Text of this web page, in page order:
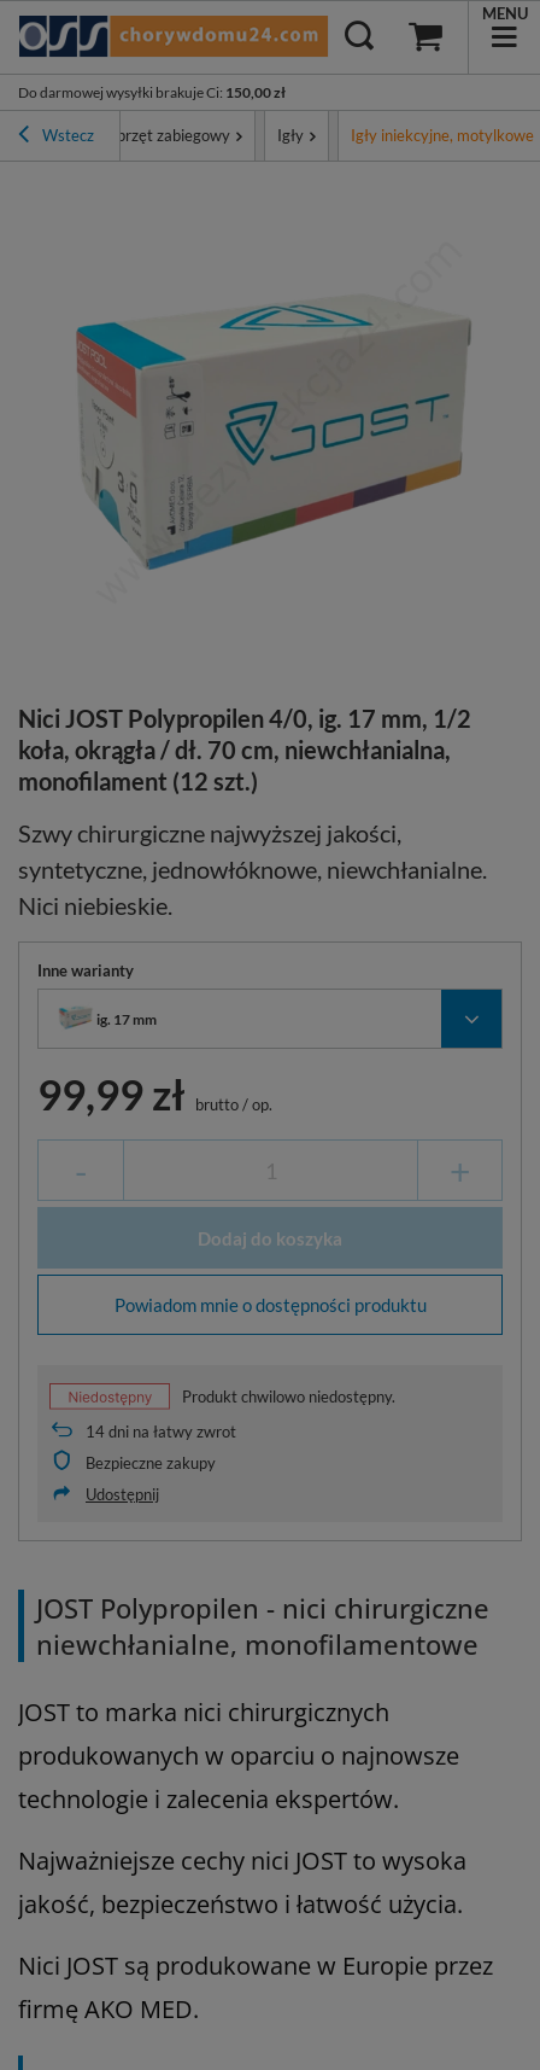
Do darmowej wysyłki brakuje Ci: 150,00 zł
MENU
Wstecz Sprzęt zabiegowy Igły Igły iniekcyjne, motylkowe
Nici JOST Polypropilen 4/0, ig. 17 mm, 1/2
koła, okrągła / dł. 70 cm, niewchłanialna,
monofilament (12 szt.)
Szwy chirurgiczne najwyższej jakości,
syntetyczne, jednowłóknowe, niewchłanialne.
Nici niebieskie.
Inne warianty
ig. 17 mm
99,99 zł brutto/op.
- +
Dodaj do koszyka
Powiadom mnie o dostępności produktu
Produkt chwilowo niedostępny.
14dni na łatwy zwrot
Bezpieczne zakupy
Udostępnij
JOST Polypropilen - nici chirurgiczne
niewchłanialne, monofilamentowe
JOST to marka nici chirurgicznych
produkowanych w oparciu o najnowsze
technologie i zalecenia ekspertów.
Najważniejsze cechy nici JOST to wysoka
jakość, bezpieczeństwo i łatwość użycia.
Nici JOST są produkowane w Europie przez
firmę AKO MED.